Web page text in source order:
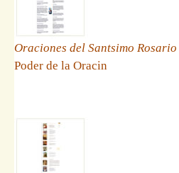
Oraciones del Santsimo Rosario
Poder de la Oracin